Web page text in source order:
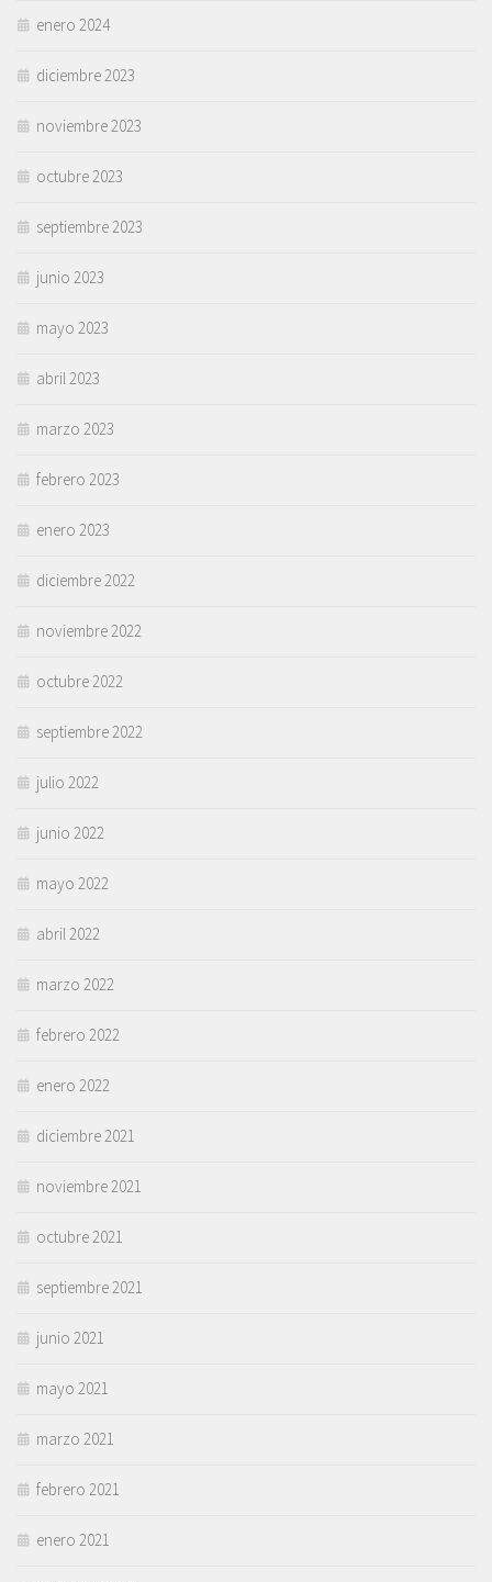
enero 2024
diciembre 2023
noviembre 2023
octubre 2023
septiembre 2023
junio 2023
mayo 2023
abril 2023
marzo 2023
febrero 2023
enero 2023
diciembre 2022
noviembre 2022
octubre 2022
septiembre 2022
julio 2022
junio 2022
mayo 2022
abril 2022
marzo 2022
febrero 2022
enero 2022
diciembre 2021
noviembre 2021
octubre 2021
septiembre 2021
junio 2021
mayo 2021
marzo 2021
febrero 2021
enero 2021